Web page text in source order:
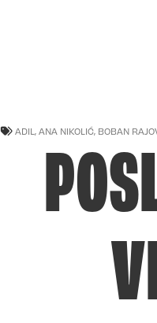
ADIL , ANA NIKOLIĆ, BOBAN